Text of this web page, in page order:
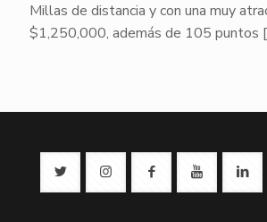
Millas de distancia y con una muy
$1,250,000, además de 105 puntos